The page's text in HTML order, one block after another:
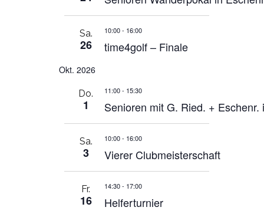
Sa.
26
10:00- 16:00
time4golf – Finale
Okt. 2026
Do.
1
11:00- 15:30
Senioren mit G. Ried. + Eschenr.
Sa.
3
10:00- 16:00
Vierer Clubmeisterschaft
Fr.
16
14:30- 17:00
Helferturnier